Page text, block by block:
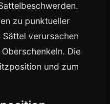
zu punktueller
verursachen
Die
und zum